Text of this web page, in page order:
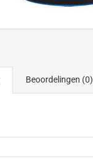
Beoordelingen (0)